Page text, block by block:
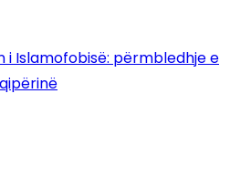
i Islamofobisë: përmbledhje e